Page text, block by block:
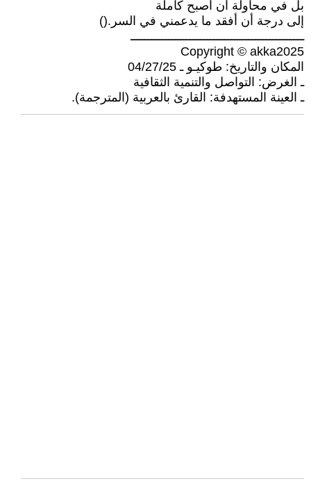
بل في محاولة أن أصبح كاملًة
إلى درجة أن أفقد ما يدعمني في السر.()
ــــــــــــــــــــــــــــــــــــــــــــــــــ
Copyright © akka2025
المكان والتاريخ: طوكيـو ـ 04/27/25
ـ الغرض: التواصل والتنمية الثقافية
ـ العينة المستهدفة: القارئ بالعربية (المترجمة).